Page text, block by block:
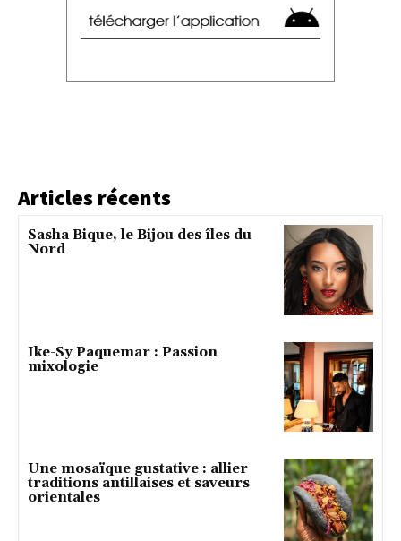
Articles récents
Sasha Bique, le Bijou des îles du
Nord
Ike-Sy Paquemar : Passion
mixologie
Une mosaïque gustative : allier
traditions antillaises et saveurs
orientales